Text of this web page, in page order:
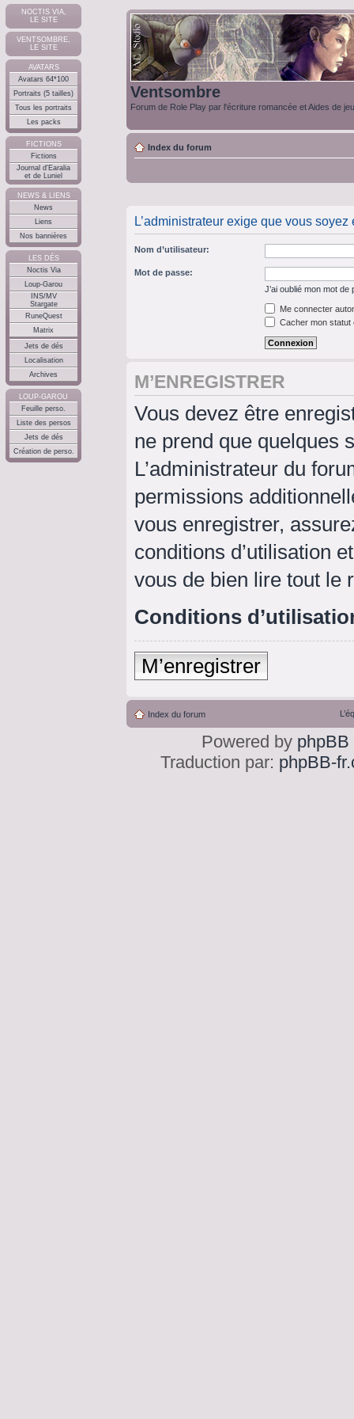
NOCTIS VIA,
LE SITE
VENTSOMBRE,
LE SITE
AVATARS
Avatars 64*100
Portraits (5 tailles)
Tous les portraits
Les packs
FICTIONS
Fictions
Journal d'Earalia
et de Luniel
NEWS & LIENS
News
Liens
Nos bannières
LES DÉS
Noctis Via
Loup-Garou
INS/MV
Stargate
RuneQuest
Matrix
Jets de dés
Localisation
Archives
LOUP-GAROU
Feuille perso.
Liste des persos
Jets de dés
Création de perso.
Ventsombre
Forum de Role Play par l'écriture romancée et Aides de
Index du forum
L’administrateur exige que vous
Nom d’utilisateur:
Mot de passe:
J’ai oublié mon mot de
Me connecter
Cacher mon statut
M’ENREGISTRER
Vous devez être
ne prend que quelques
L’administrateur du
permissions
vous enregistrer,
conditions d’utilisation
vous de bien lire tout le
Conditions
M’enregistrer
Index du forum
Powered by phpBB
Traduction par: phpBB-